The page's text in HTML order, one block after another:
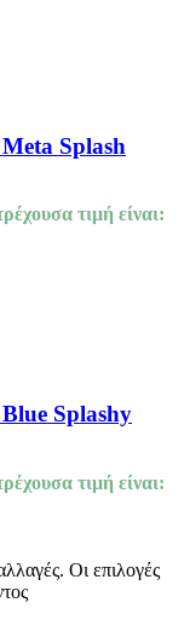
Splash
τιμή είναι:
Splashy
τιμή είναι:
Οι επιλογές